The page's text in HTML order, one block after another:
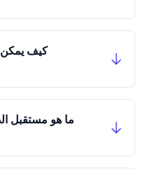
كيف يمكن
ما هو مستقبل